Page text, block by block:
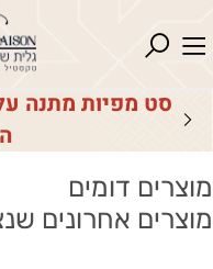
סט מפיות מתנה
מוצרים דומים
מוצרים אחרונים